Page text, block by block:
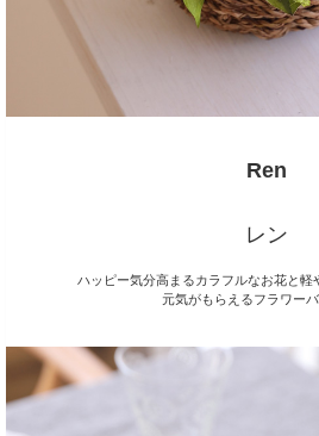
Ren
レン
ハッピー気分高まるカラフルなお花と軽
元気がもらえるフラワー